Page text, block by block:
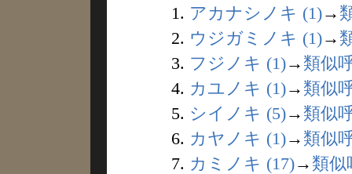
1. アカナシノキ (1)→
2. ウジガミノキ (1)→
3. フジノキ (1)→ 類似
4. カユノキ (1)→ 類似
5. シイノキ (5)→ 類似
6. カヤノキ (1)→ 類似
7. カミノキ (17)→ 類似